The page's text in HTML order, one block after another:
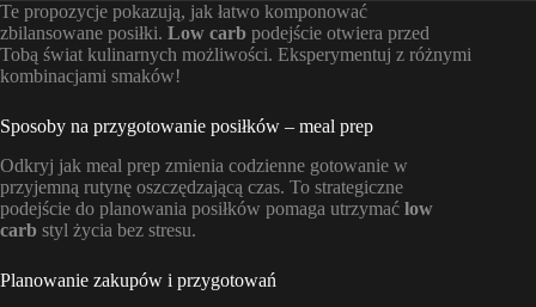
Te propozycje pokazują, jak łatwo komponować
zbilansowane posiłki. Low carb podejście otwiera przed
Tobą świat kulinarnych możliwości. Eksperymentuj z różnymi
kombinacjami smaków!
Sposoby na przygotowanie posiłków – meal prep
Odkryj jak meal prep zmienia codzienne gotowanie w
przyjemną rutynę oszczędzającą czas. To strategiczne
podejście do planowania posiłków pomaga utrzymać low
carb styl życia bez stresu.
Planowanie zakupów i przygotowań